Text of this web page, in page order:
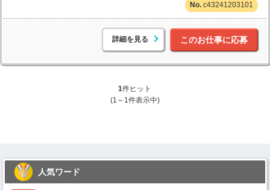
c43241203101
詳細を見る このお仕事に応募
1件ヒット
(1～1件表示中)
人気ワード